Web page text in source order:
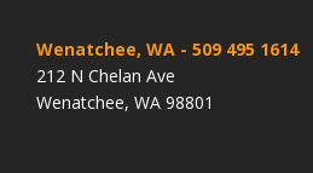
Wenatchee, WA - 509 495 1614
212 N Chelan Ave
Wenatchee, WA 98801